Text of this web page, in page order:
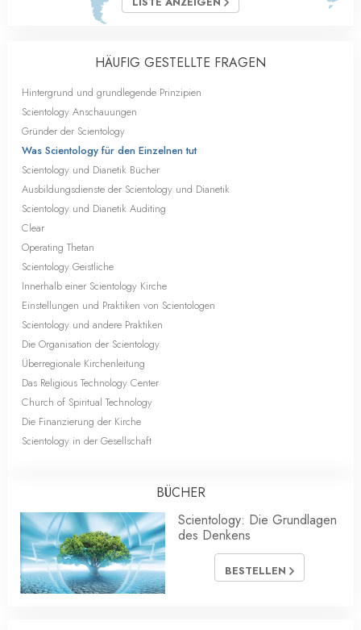
HÄUFIG GESTELLTE FRAGEN
Hintergrund und grundlegende Prinzipien
Scientology Anschauungen
Gründer der Scientology
Was Scientology für den Einzelnen tut
Scientology und Dianetik Bücher
Ausbildungsdienste der Scientology und Dianetik
Scientology und Dianetik Auditing
Clear
Operating Thetan
Scientology Geistliche
Innerhalb einer Scientology Kirche
Einstellungen und Praktiken von Scientologen
Scientology und andere Praktiken
Die Organisation der Scientology
Überregionale Kirchenleitung
Das Religious Technology Center
Church of Spiritual Technology
Die Finanzierung der Kirche
Scientology in der Gesellschaft
BÜCHER
Scientology: Die Grundlagen
des Denkens
BESTELLEN